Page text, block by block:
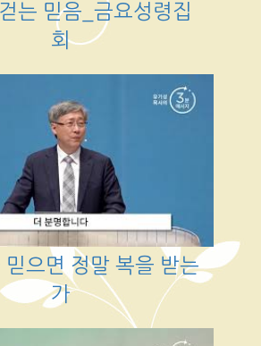
는 믿음_금요성령집
회
믿으면 정말 복을 받는
가